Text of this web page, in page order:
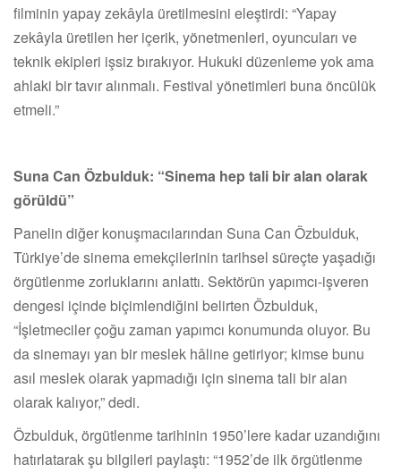
filminin yapay zekâyla üretilmesini eleştirdi: “Yapay
zekâyla üretilen her içerik, yönetmenleri, oyuncuları ve
teknik ekipleri işsiz bırakıyor. Hukuki düzenleme yok ama
ahlaki bir tavır alınmalı. Festival yönetimleri buna öncülük
etmeli.”
Suna Can Özbulduk: “Sinema hep tali bir alan olarak
görüldü”
Panelin diğer konuşmacılarından Suna Can Özbulduk,
Türkiye’de sinema emekçilerinin tarihsel süreçte yaşadığı
örgütlenme zorluklarını anlattı. Sektörün yapımcı-işveren
dengesi içinde biçimlendiğini belirten Özbulduk,
“İşletmeciler çoğu zaman yapımcı konumunda oluyor. Bu
da sinemayı yan bir meslek hâline getiriyor; kimse bunu
asıl meslek olarak yapmadığı için sinema tali bir alan
olarak kalıyor,” dedi.
Özbulduk, örgütlenme tarihinin 1950’lere kadar uzandığını
hatırlatarak şu bilgileri paylaştı: “1952’de ilk örgütlenme